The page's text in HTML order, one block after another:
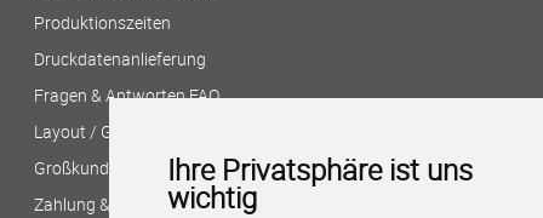
Ihre Privatsphäre ist uns
wichtig
Produktionszeiten
Druckdatenanlieferung
Fragen & Antworten FAQ
Layout / Gestaltung?
Großkunden/Filialversand
Zahlung & Versand